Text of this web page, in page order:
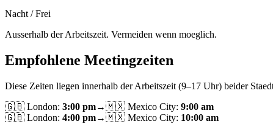
Nacht / Frei
Ausserhalb der Arbeitszeit. Vermeiden wenn moeglich.
Empfohlene Meetingzeiten
Diese Zeiten liegen innerhalb der Arbeitszeit (9–17 Uhr) beider
🇬🇧 London: 3:00 pm→🇲🇽 Mexico City: 9:00 am
🇬🇧 London: 4:00 pm→🇲🇽 Mexico City: 10:00 am